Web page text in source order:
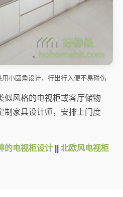
小圆角设计，行出行入便不易碰伤
似风格的电视柜或客厅储物
制家具设计师，安排上门度
的电视柜设计
北欧风电视柜